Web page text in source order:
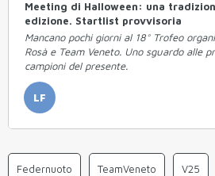
Meeting di Halloween: una
edizione. Startlist provvisoria
Mancano pochi giorni al 18° Trofeo
Rosà e Team Veneto. Uno sguardo alle
campioni del presente.
LF
Federnuoto TeamVeneto V25